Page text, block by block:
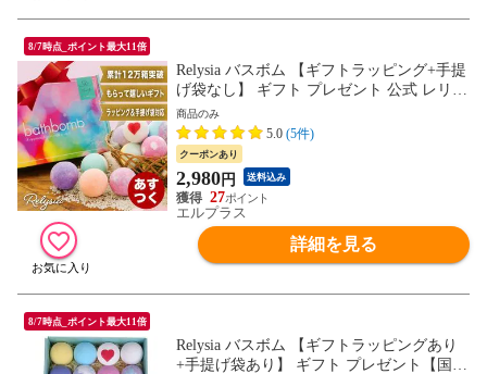
8/7時点_ポイント最大11倍
Relysia バスボム 【ギフトラッピング+手提
げ袋なし】 ギフト プレゼント 公式 レリシ
ア 〈入浴剤〉 プレゼント bm1 女性 誕生日
誕生日プレゼント ギフトセット 母 雑貨 女
10代 20代 30代 40代 50代 60代 女友達 おし
ゃれ 贈り物 人気 おすすめ 記念日 父の日
商品のみ
5.0 (5件)
クーポンあり
2,980円 送料込み
27
エルプラス
詳細を見る
8/7時点_ポイント最大11倍
Relysia バスボム 【ギフトラッピングあり
+手提げ袋あり】 ギフト プレゼント【国内